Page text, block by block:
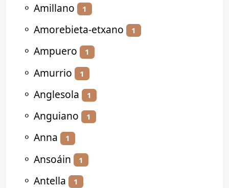
⚬ Amillano 1
⚬ Amorebieta-etxano 1
⚬ Ampuero 1
⚬ Amurrio 1
⚬ Anglesola 1
⚬ Anguiano 1
⚬ Anna 1
⚬ Ansoáin 1
⚬ Antella 1